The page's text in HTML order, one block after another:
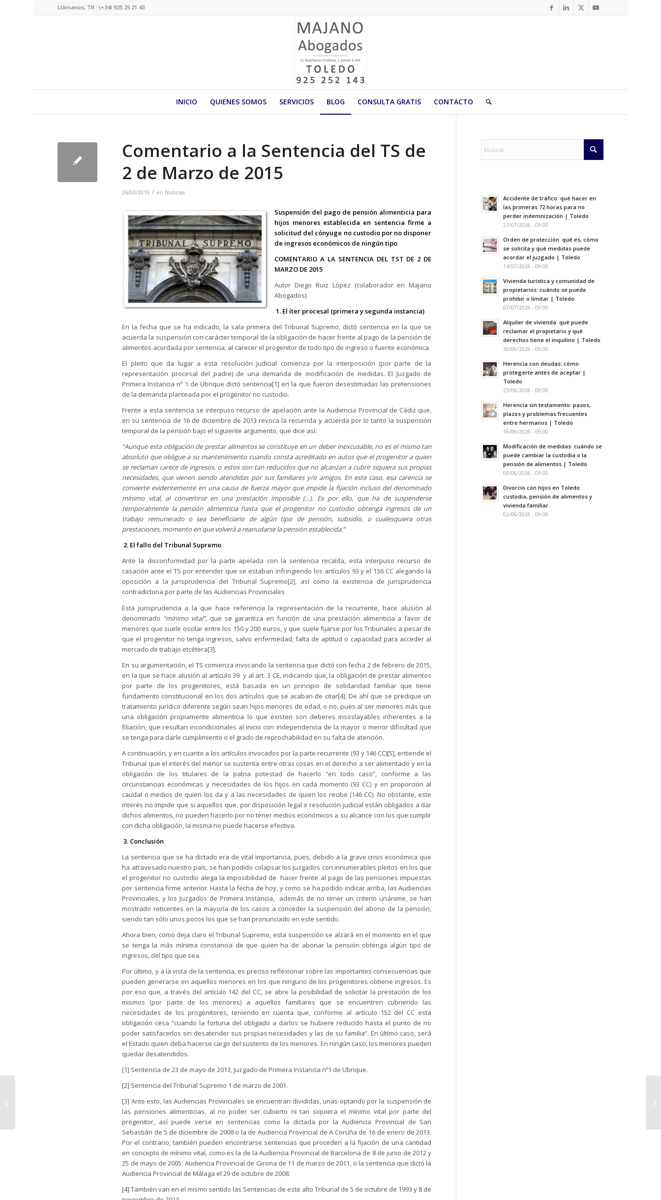
Llámanos, Tlf.: (+34) 925 25 21 43
INICIO QUIENES SOMOS SERVICIOS BLOG CONSULTA GRATIS CONTACTO
Comentario a la Sentencia del TS de
2 de Marzo de 2015
26/03/2015 / en Noticias
Suspensión del pago de pensión alimenticia para
hijos menores establecida en sentencia firme a
solicitud del cónyuge no custodio por no disponer
de ingresos económicos de ningún tipo
COMENTARIO A LA SENTENCIA DEL TST DE 2 DE
MARZO DE 2015
Autor Diego Ruiz López (colaborador en Majano
Abogados)
1. El íter procesal (primera y segunda instancia)
En la fecha que se ha indicado, la sala primera del Tribunal Supremo, dictó sentencia en la que se
acuerda la suspensión con carácter temporal de la obligación de hacer frente al pago de la pensión de
alimentos acordada por sentencia, al carecer el progenitor de todo tipo de ingreso o fuente económica.
El pleito que da lugar a esta resolución judicial comienza por la interposición (por parte de la
representación procesal del padre) de una demanda de modificación de medidas. El Juzgado de
Primera Instancia nº 1 de Ubrique dictó sentencia[1] en la que fueron desestimadas las pretensiones
de la demanda planteada por el progenitor no custodio.
Frente a esta sentencia se interpuso recurso de apelación ante la Audiencia Provincial de Cádiz que,
en su sentencia de 16 de diciembre de 2013 revoca la recurrida y acuerda por lo tanto la suspensión
temporal de la pensión bajo el siguiente argumento, que dice así:
“Aunque esta obligación de prestar alimentos se constituye en un deber inexcusable, no es el mismo tan
absoluto que obligue a su mantenimiento cuando consta acreditado en autos que el progenitor a quien
se reclaman carece de ingresos, o estos son tan reducidos que no alcanzan a cubrir siquiera sus propias
necesidades, que vienen siendo atendidas por sus familiares y/o amigos. En este caso, esa carencia se
convierte evidentemente en una causa de fuerza mayor que impide la fijación incluso del denominado
mínimo vital, al convertirse en una prestación imposible (…). Es por ello, que ha de suspenderse
temporalmente la pensión alimenticia hasta que el progenitor no custodio obtenga ingresos de un
trabajo remunerado o sea beneficiario de algún tipo de pensión, subsidio, o cualesquiera otras
prestaciones, momento en que volverá a reanudarse la pensión establecida.”
2. El fallo del Tribunal Supremo
Ante la disconformidad por la parte apelada con la sentencia recaída, esta interpuso recurso de
casación ante el TS por entender que se estaban infringiendo los artículos 93 y el 136 CC alegando la
oposición a la jurisprudencia del Tribunal Supremo[2], así como la existencia de jurisprudencia
contradictoria por parte de las Audiencias Provinciales.
Esta jurisprudencia a la que hace referencia la representación de la recurrente, hace alusión al
denominado “mínimo vital”, que se garantiza en función de una prestación alimenticia a favor de
menores que suele oscilar entre los 150 y 200 euros, y que suele fijarse por los Tribunales a pesar de
que el progenitor no tenga ingresos, salvo enfermedad, falta de aptitud o capacidad para acceder al
mercado de trabajo etcétera[3].
En su argumentación, el TS comienza invocando la sentencia que dictó con fecha 2 de febrero de 2015,
en la que se hace alusión al artículo 39 y al art. 3 CE, indicando que, la obligación de prestar alimentos
por parte de los progenitores, está basada en un principio de solidaridad familiar que tiene
fundamento constitucional en los dos artículos que se acaban de citar[4]. De ahí que se predique un
tratamiento jurídico diferente según sean hijos menores de edad, o no, pues al ser menores más que
una obligación propiamente alimenticia lo que existen son deberes insoslayables inherentes a la
filiación, que resultan incondicionales al inicio con independencia de la mayor o menor dificultad que
se tenga para darle cumplimiento o el grado de reprochabilidad en su falta de atención.
A continuación, y en cuanto a los artículos invocados por la parte recurrente (93 y 146 CC)[5], entiende el
Tribunal que el interés del menor se sustenta entre otras cosas en el derecho a ser alimentado y en la
obligación de los titulares de la patria potestad de hacerlo “en todo caso”, conforme a las
circunstancias económicas y necesidades de los hijos en cada momento (93 CC) y en proporción al
caudal o medios de quien los da y a las necesidades de quien los recibe (146 CC). No obstante, este
interés no impide que si aquellos que, por disposición legal o resolución judicial están obligados a dar
dichos alimentos, no pueden hacerlo por no tener medios económicos a su alcance con los que cumplir
con dicha obligación, la misma no puede hacerse efectiva.
3. Conclusión
La sentencia que se ha dictado era de vital importancia, pues, debido a la grave crisis económica que
ha atravesado nuestro país, se han podido colapsar los juzgados con innumerables pleitos en los que
el progenitor no custodio alega la imposibilidad de hacer frente al pago de las pensiones impuestas
por sentencia firme anterior. Hasta la fecha de hoy, y como se ha podido indicar arriba, las Audiencias
Provinciales, y los Juzgados de Primera Instancia, además de no tener un criterio unánime, se han
mostrado reticentes en la mayoría de los casos a conceder la suspensión del abono de la pensión,
siendo tan sólo unos pocos los que se han pronunciado en este sentido.
Ahora bien, como deja claro el Tribunal Supremo, esta suspensión se alzará en el momento en el que
se tenga la más mínima constancia de que quien ha de abonar la pensión obtenga algún tipo de
ingresos, del tipo que sea.
Por último, y a la vista de la sentencia, es preciso reflexionar sobre las importantes consecuencias que
pueden generarse en aquellos menores en los que ninguno de los progenitores obtiene ingresos. Es
por eso que, a través del artículo 142 del CC, se abre la posibilidad de solicitar la prestación de los
mismos (por parte de los menores) a aquellos familiares que se encuentren cubriendo las
necesidades de los progenitores, teniendo en cuenta que, conforme al artículo 152 del CC esta
obligación cesa “cuando la fortuna del obligado a darlos se hubiere reducido hasta el punto de no
poder satisfacerlos sin desatender sus propias necesidades y las de su familia”. En último caso, será
el Estado quien deba hacerse cargo del sustento de los menores. En ningún caso, los menores pueden
quedar desatendidos.
[1] Sentencia de 23 de mayo de 2013, Juzgado de Primera Instancia nº1 de Ubrique.
[2] Sentencia del Tribunal Supremo 1 de marzo de 2001.
[3] Ante esto, las Audiencias Provinciales se encuentran divididas, unas optando por la suspensión de
las pensiones alimenticias, al no poder ser cubierto ni tan siquiera el mínimo vital por parte del
progenitor, así puede verse en sentencias como la dictada por la Audiencia Provincial de San
Sebastián de 5 de diciembre de 2008 o la de Audiencia Provincial de A Coruña de 16 de enero de 2013.
Por el contrario, también pueden encontrarse sentencias que proceden a la fijación de una cantidad
en concepto de mínimo vital, como es la de la Audiencia Provincial de Barcelona de 8 de junio de 2012 y
25 de mayo de 2005; Audiencia Provincial de Girona de 11 de marzo de 2011, o la sentencia que dictó la
Audiencia Provincial de Málaga el 29 de octubre de 2008.
[4] También van en el mismo sentido las Sentencias de este alto Tribunal de 5 de octubre de 1993 y 8 de
Accidente de tráfico: qué hacer en
las primeras 72 horas para no
perder indemnización | Toledo
21/07/2026 - 09:00
Orden de protección: qué es, cómo
se solicita y qué medidas puede
acordar el juzgado | Toledo
14/07/2026 - 09:00
Vivienda turística y comunidad de
propietarios: cuándo se puede
prohibir o limitar | Toledo
07/07/2026 - 09:00
Alquiler de vivienda: qué puede
reclamar el propietario y qué
derechos tiene el inquilino | Toledo
30/06/2026 - 09:00
Herencia con deudas: cómo
protegerte antes de aceptar |
Toledo
23/06/2026 - 09:00
Herencia sin testamento: pasos,
plazos y problemas frecuentes
entre hermanos | Toledo
16/06/2026 - 09:00
Modificación de medidas: cuándo se
puede cambiar la custodia o la
pensión de alimentos | Toledo
09/06/2026 - 09:00
Divorcio con hijos en Toledo:
custodia, pensión de alimentos y
vivienda familiar
02/06/2026 - 09:00